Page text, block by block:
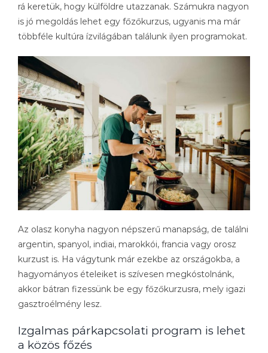
rá keretük, hogy külföldre utazzanak. Számukra nagyon
is jó megoldás lehet egy főzőkurzus, ugyanis ma már
többféle kultúra ízvilágában találunk ilyen programokat.
Az olasz konyha nagyon népszerű manapság, de találni
argentin, spanyol, indiai, marokkói, francia vagy orosz
kurzust is. Ha vágytunk már ezekbe az országokba, a
hagyományos ételeiket is szívesen megkóstolnánk,
akkor bátran fizessünk be egy főzőkurzusra, mely igazi
gasztroélmény lesz.
Izgalmas párkapcsolati program is lehet
a közös főzés